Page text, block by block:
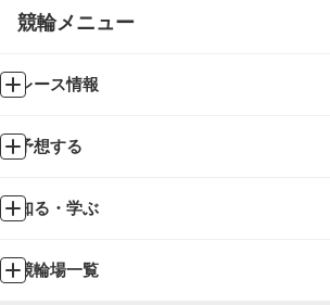
競輪メニュー
レース情報
予想する
知る・学ぶ
競輪場一覧